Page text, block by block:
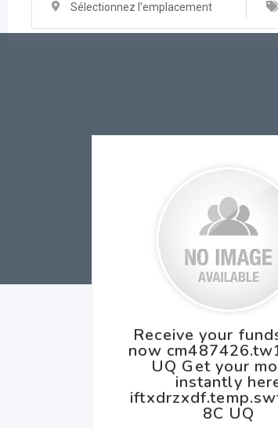
Sélectionnez l'emplacement
Receive your
now
UQ Get your
instantly
8C UQ